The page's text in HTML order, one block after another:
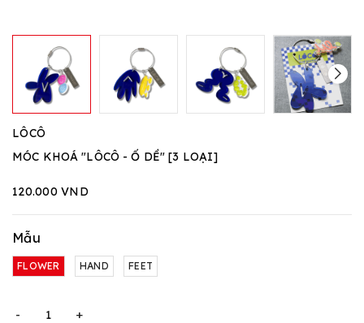
LÔCÔ
MÓC KHOÁ "LÔCÔ - Ố DỀ" [3 LOẠI]
120.000 VND
Mẫu
FLOWER HAND FEET
- +